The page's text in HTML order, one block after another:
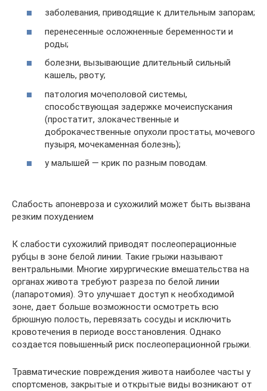
заболевания, приводящие к длительным запорам;
перенесенные осложненные беременности и
роды;
болезни, вызывающие длительный сильный
кашель, рвоту;
патология мочеполовой системы,
способствующая задержке мочеиспускания
(простатит, злокачественные и
доброкачественные опухоли простаты, мочевого
пузыря, мочекаменная болезнь);
у малышей — крик по разным поводам.
Слабость апоневроза и сухожилий может быть вызвана
резким похудением
К слабости сухожилий приводят послеоперационные
рубцы в зоне белой линии. Такие грыжи называют
вентральными. Многие хирургические вмешательства на
органах живота требуют разреза по белой линии
(лапаротомия). Это улучшает доступ к необходимой
зоне, дает больше возможности осмотреть всю
брюшную полость, перевязать сосуды и исключить
кровотечения в периоде восстановления. Однако
создается повышенный риск послеоперационной грыжи.
Травматические повреждения живота наиболее часты у
спортсменов, закрытые и открытые виды возникают от